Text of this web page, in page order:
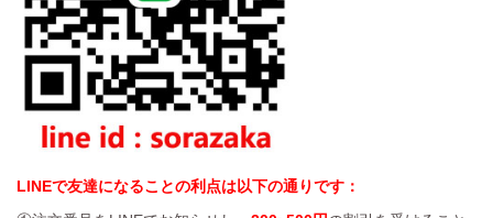
LINEで友達になることの利点は以下の通りです：